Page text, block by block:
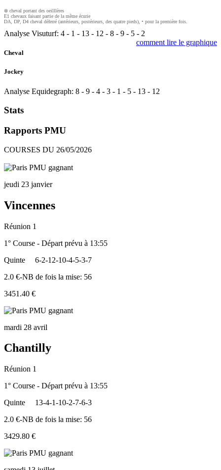
⊗ cheval portant des oeilllères
E1 chevaux faisant partie de la même écurie
DA, DP, D4 cheval déferré (antérieurs, postérieurs, des quatre pieds), • pour la première fois.
Analyse Visuturf: 4 - 1 - 13 - 12 - 8 - 9 - 5 - 2
comment lire le graphique
Cheval
Jockey
Analyse Equidegraph: 8 - 9 - 4 - 3 - 1 - 5 - 13 - 12
Stats
Rapports PMU
COURSES DU 26/05/2026
jeudi 23 janvier
Vincennes
Réunion 1
1° Course - Départ prévu à 13:55
Quinte
6-2-12-10-4-5-3-7
2.0 €-NB de fois la mise: 56
3451.40 €
mardi 28 avril
Chantilly
Réunion 1
1° Course - Départ prévu à 13:55
Quinte
13-4-1-10-2-7-6-3
2.0 €-NB de fois la mise: 56
3429.80 €